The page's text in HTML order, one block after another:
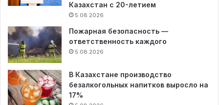
Казахстан с 20-летием
5.08.2026
Пожарная безопасность —
ответственность каждого
5.08.2026
В Казахстане производство
безалкогольных напитков выросло на
17%